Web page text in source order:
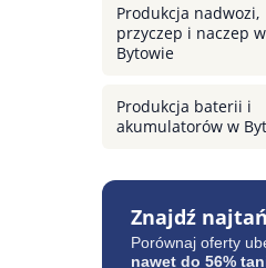
Produkcja nadwozi,
przyczep i naczep w
Bytowie
Produkcja baterii i
akumulatorów w
Znajdź
Porównaj oferty
nawet do 56%